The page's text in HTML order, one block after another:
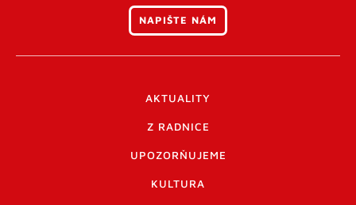
NAPIŠTE NÁM
AKTUALITY
Z RADNICE
UPOZORŇUJEME
KULTURA